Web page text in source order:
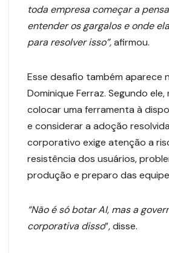
toda empresa começar a
entender os gargalos e onde
para resolver isso”,afirmou.
Esse desafio também aparece
Dominique Ferraz. Segundo
colocar uma ferramenta à
e considerar a adoção
corporativo exige atenção a
resistência dos usuários,
produção e preparo das
“Não é só botar AI, mas a
corporativa disso”, disse.